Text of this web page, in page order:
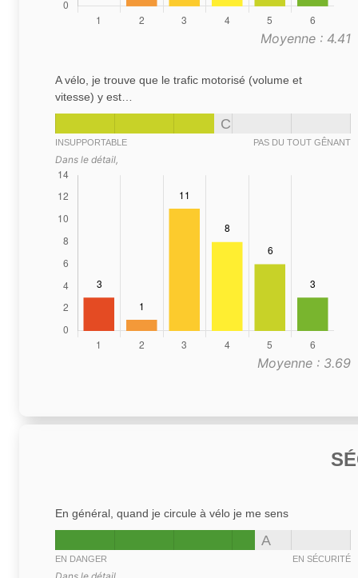
Moyenne : 4.41
A vélo, je trouve que le trafic motorisé (volume et
vitesse) y est…
C
INSUPPORTABLE PAS DU TOUT GÊNANT
Dans le détail,
Moyenne : 3.69
En général, quand je circule à vélo je me sens
A
EN DANGER EN SÉCURITÉ